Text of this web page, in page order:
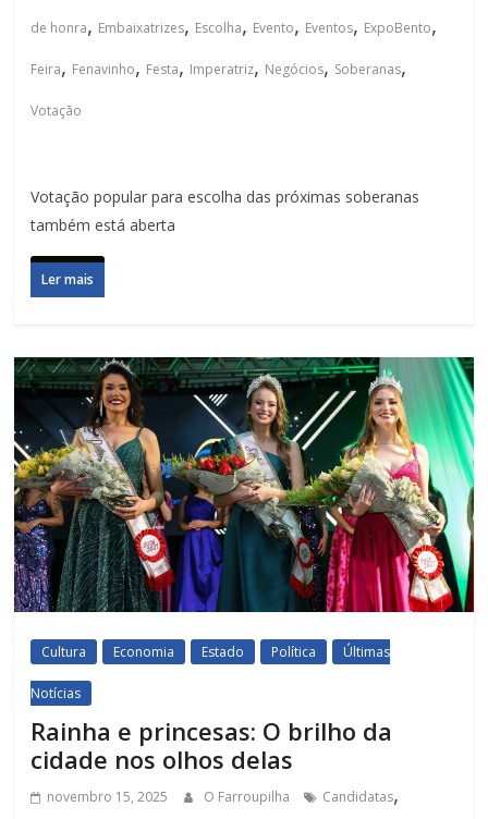
de honra, Embaixatrizes, Escolha, Evento, Eventos, ExpoBento,
Feira, Fenavinho, Festa, Imperatriz, Negócios, Soberanas,
Votação
Votação popular para escolha das próximas soberanas
também está aberta
Ler mais
Cultura Economia Estado Política Últimas
Notícias
Rainha e princesas: O brilho da
cidade nos olhos delas
novembro 15, 2025 O Farroupilha Candidatas,